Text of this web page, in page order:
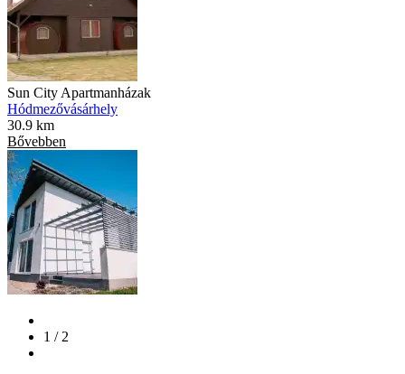
Sun City Apartmanházak
Hódmezővásárhely
30.9 km
Bővebben
1 / 2